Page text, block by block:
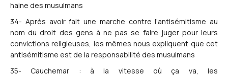
haine des musulmans
34- Après avoir fait une marche contre l’antisémitisme au
nom du droit des gens à ne pas se faire juger pour leurs
convictions religieuses, les mêmes nous expliquent que cet
antisémitisme est de la responsabilité des musulmans
35- Cauchemar : à la vitesse où ça va, les